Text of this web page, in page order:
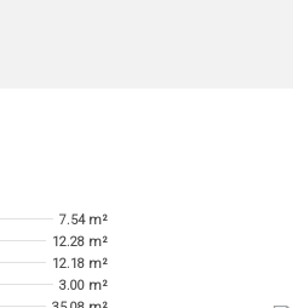
7.54 m²
12.28 m²
12.18 m²
3.00 m²